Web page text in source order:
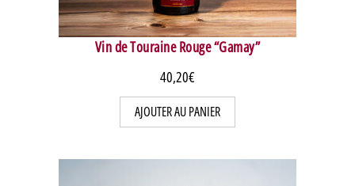
Vin de Touraine Rouge “Gamay”
40,20€
AJOUTER AU PANIER